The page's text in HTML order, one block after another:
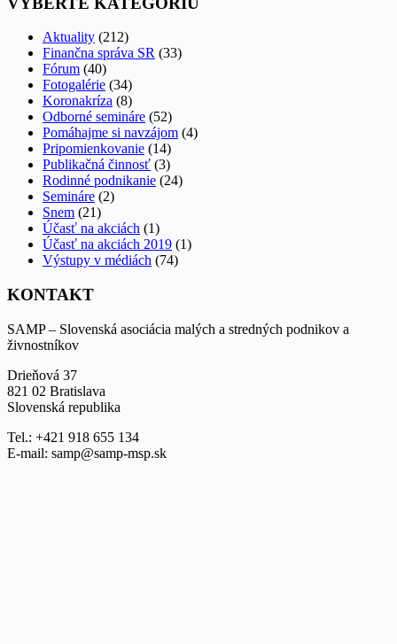
Aktuality (212)
Finančna správa SR (33)
Fórum (40)
Fotogalérie (34)
Koronakríza (8)
Odborné semináre (52)
Pomáhajme si navzájom (4)
Pripomienkovanie (14)
Publikačná činnosť (3)
Rodinné podnikanie (24)
Semináre (2)
Snem (21)
Účasť na akciách (1)
Účasť na akciách 2019 (1)
Výstupy v médiách (74)
KONTAKT
SAMP – Slovenská asociácia malých a stredných podnikov a
živnostníkov
Drieňová 37
821 02 Bratislava
Slovenská republika
Tel.: +421 918 655 134
E-mail: samp@samp-msp.sk